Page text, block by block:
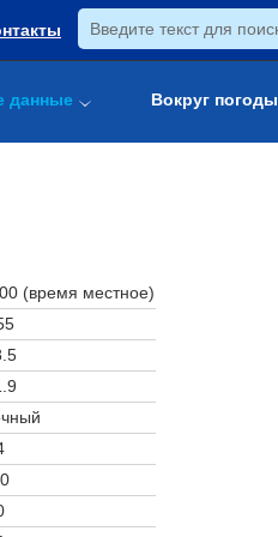
данные Вокруг погоды
(время местное)